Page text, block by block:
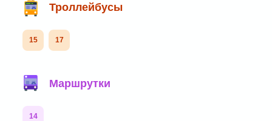
Троллейбусы
15 17
Маршрутки
14